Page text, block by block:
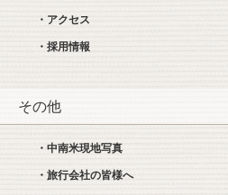
・アクセス
・採用情報
その他
・中南米現地写真
・旅行会社の皆様へ